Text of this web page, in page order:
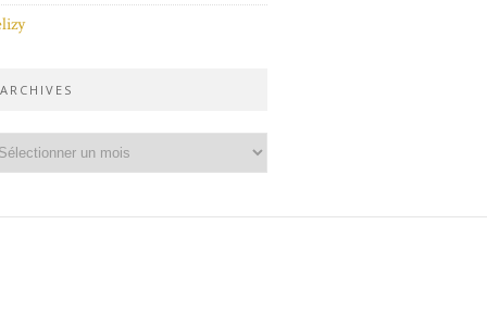
ARCHIVES